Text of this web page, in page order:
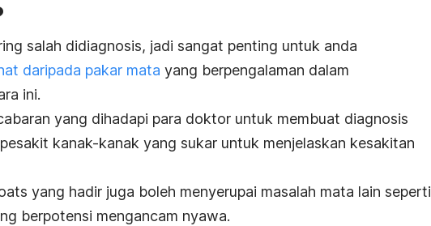
salah didiagnosis, jadi sangat penting untuk anda
daripada pakar mata yang berpengalaman dalam
ini.
yang dihadapi para doktor untuk membuat diagnosis
kanak-kanak yang sukar untuk menjelaskan kesakitan
yang hadir juga boleh menyerupai masalah mata lain seperti
berpotensi mengancam nyawa.